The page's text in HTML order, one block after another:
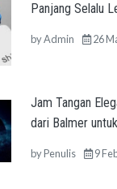
Panjang Selalu
byAdmin 26
Jam Tangan
dari Balmer
byPenulis 9